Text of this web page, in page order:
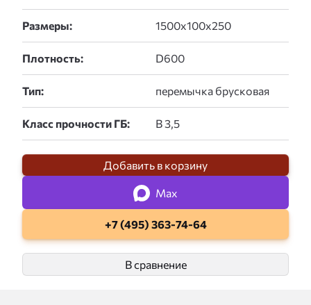
Размеры:
Плотность:
Тип:
Класс прочности ГБ:
Добавить в корзину
Max
+7 (495) 363-74-64
В сравнение